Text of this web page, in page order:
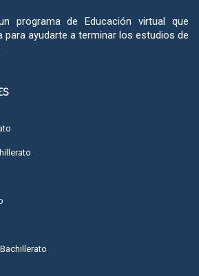
programa de Educación virtual que
ayudarte a terminar los estudios de